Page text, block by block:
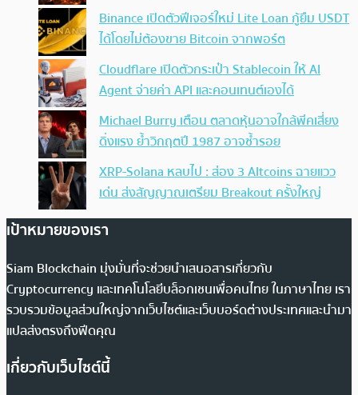
Binance เปิดตัวฟีเจอร์ใหม่ Lite Loan กู้ยืม USDT
ได้โดยไม่ต้องขาย Bitcoin จากพอร์ต
Cloudflare เปิดตัวกระเป๋า Stablecoin ให้ AI
Agent จ่ายค่า API และคอนเทนต์เองได้
Michael Burry เตือน ตลาดหุ้นอาจใกล้พีคเสี่ยง
ดิ่งแรง ย้ำวิกฤตปี 1987 อาจซ้ำรอย
XRP-Solana หลบไป : ส่อง 3 Altcoins ฉายแวว
เด่น ส่งสัญญาณเตรียม Breakout ครั้งใหญ่
เป้าหมายของเรา
Siam Blockchain มุ่งมั่นที่จะช่วยนำเสนอสารเกี่ยวกับ
Cryptocurrency และเทคโนโลยีบล็อกเชนเพื่อคนไทย ในภาษาไทย เรา
รวบรวมข้อมูลส่วนใหญ่จากเว็บไซต์และเว็บบอร์ดต่างประเทศและนำมา
แปลส่งตรงถึงฟีดคุณ
เกี่ยวกับเว็บไซต์นี้